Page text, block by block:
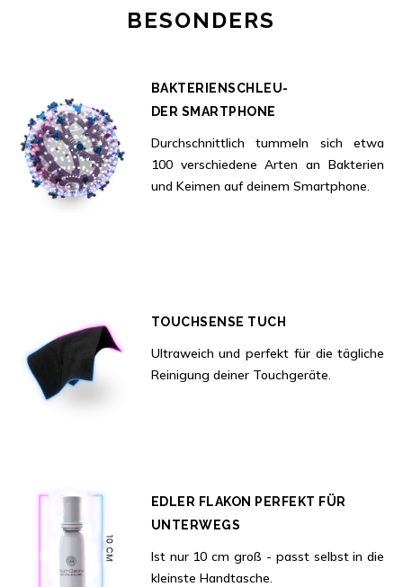
BAKTERIENSCHLEU-
DER SMARTPHONE
Durchschnittlich tummeln sich etwa
100 verschiedene Arten an Bakterien
und Keimen auf deinem Smartphone.
TOUCHSENSE TUCH
Ultraweich und perfekt für die tägliche
Reinigung deiner Touchgeräte.
EDLER FLAKON PERFEKT FÜR
UNTERWEGS
Ist nur 10 cm groß - passt selbst in die
kleinste Handtasche.
BESONDERS